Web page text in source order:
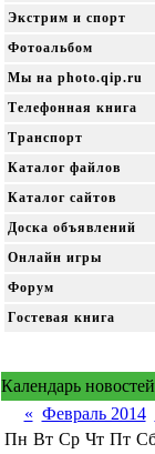
Экстрим и спорт
Фотоальбом
Мы на photo.qip.ru
Телефонная книга
Транспорт
Каталог файлов
Каталог сайтов
Доска объявлений
Онлайн игры
Форум
Гостевая книга
Календарь новостей
« Февраль 2014
Пн Вт Ср Чт Пт